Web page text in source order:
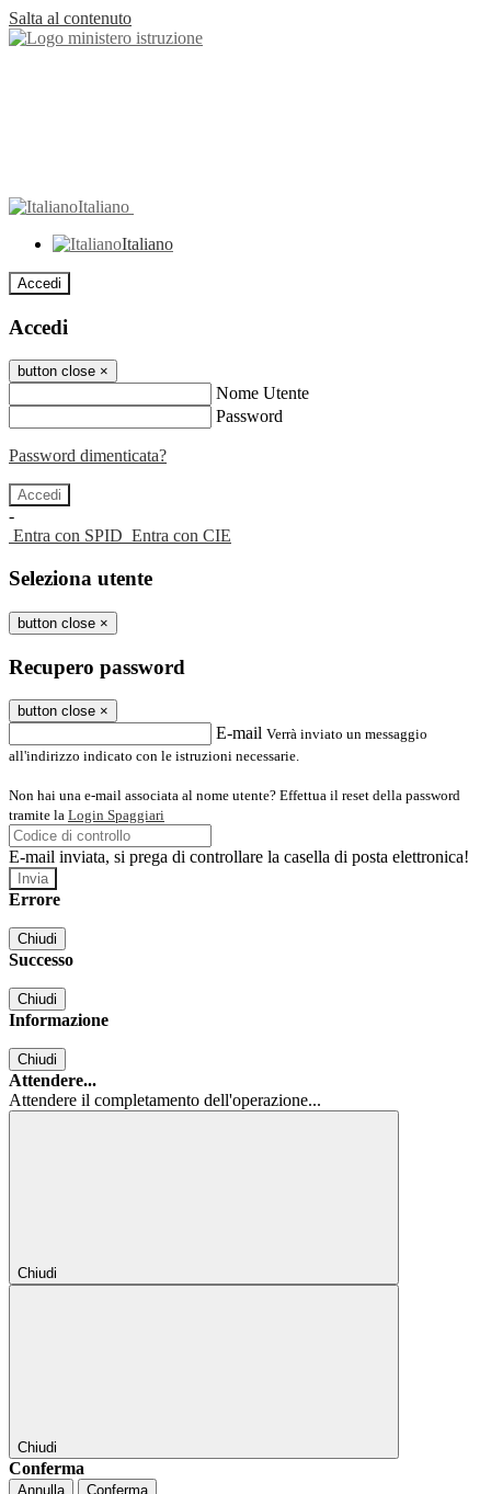
Salta al contenuto
Italiano
Italiano
Accedi
Accedi
button close ×
Nome Utente
Password
Password dimenticata?
-
Entra con SPID Entra con CIE
Seleziona utente
button close ×
Recupero password
button close ×
E-mail Verrà inviato un messaggio
all'indirizzo indicato con le istruzioni necessarie.
Non hai una e-mail associata al nome utente? Effettua il reset della password
tramite la Login Spaggiari
E-mail inviata, si prega di controllare la casella di posta elettronica!
Errore
Chiudi
Successo
Chiudi
Informazione
Chiudi
Attendere...
Attendere il completamento dell'operazione...
Chiudi
Chiudi
Conferma
Annulla Conferma